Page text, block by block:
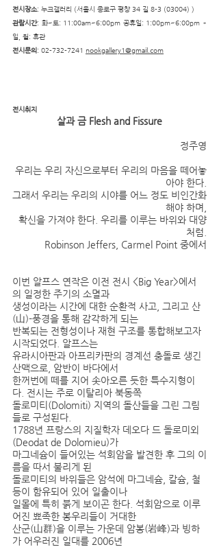
전시장소: 누크갤러리 (서울시 종로구 평창 34 길 8-3 (03004) )
관람시간: 화~토: 11:00am~6:00pm 공휴일: 1:00pm~6:00pm *
일, 월: 휴관
전시문의: 02-732-7241 nookgallery1@gmail.com
전시취지
살과 금 Flesh and Fissure
정주영
우리는 우리 자신으로부터 우리의 마음을 떼어놓
아야 한다.
그래서 우리는 우리의 시야를 어느 정도 비인간화
해야 하며,
확신을 가져야 한다. 우리를 이루는 바위와 대양
처럼.
Robinson Jeffers, Carmel Point 중에서
이번 알프스 연작은 이전 전시 <Big Year>에서
의 일정한 주기의 소멸과
생성이라는 시간에 대한 순환적 사고, 그리고 산
(山)-풍경을 통해 감각하게 되는
반복되는 전형성이나 재현 구조를 통합해보고자
시작되었다. 알프스는
유라시아판과 아프리카판의 경계선 충돌로 생긴
산맥으로, 암반이 바다에서
한꺼번에 떼를 지어 솟아오른 듯한 특수지형이
다. 전시는 주로 이탈리아 북동쪽
돌로미티(Dolomiti) 지역의 돌산들을 그린 그림
들로 구성된다.
1788년 프랑스의 지질학자 데오다 드 돌로미외
(Deodat de Dolomieu)가
마그네슘이 들어있는 석회암을 발견한 후 그의 이
름을 따서 불리게 된
돌로미티의 바위들은 암석에 마그네슘, 칼슘, 철
등이 함유되어 있어 일출이나
일몰에 특히 붉게 보이곤 한다. 석회암으로 이루
어진 뾰족한 봉우리들이 거대한
산군(山群)을 이루는 가운데 암봉(岩峰)과 빙하
가 어우러진 일대를 2006년